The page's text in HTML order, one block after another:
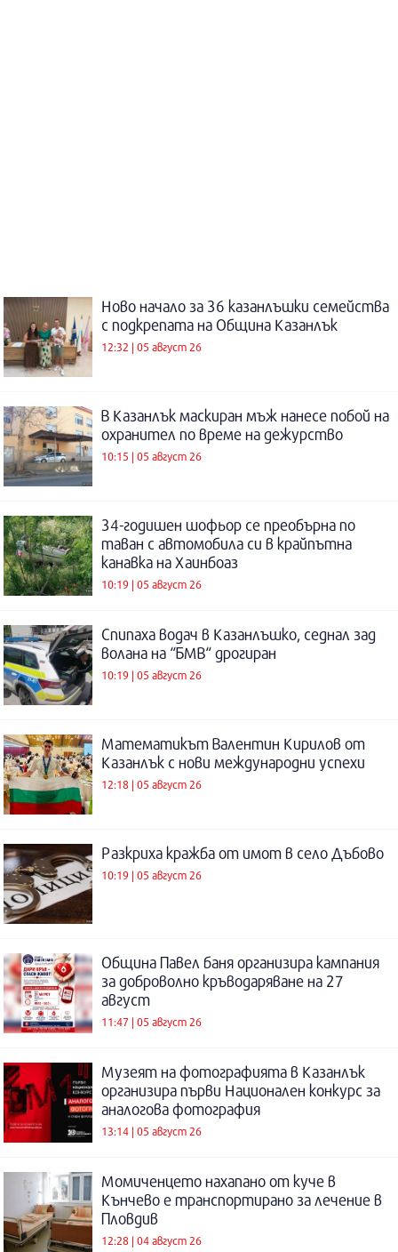
Ново начало за 36 казанлъшки семейства
с подкрепата на Община Казанлък
12:32 | 05 август 26
В Казанлък маскиран мъж нанесе побой на
охранител по време на дежурство
10:15 | 05 август 26
34-годишен шофьор се преобърна по
таван с автомобила си в крайпътна
канавка на Хаинбоаз
10:19 | 05 август 26
Спипаха водач в Казанлъшко, седнал зад
волана на “БМВ“ дрогиран
10:19 | 05 август 26
Математикът Валентин Кирилов от
Казанлък с нови международни успехи
12:18 | 05 август 26
Разкриха кражба от имот в село Дъбово
10:19 | 05 август 26
Община Павел баня организира кампания
за доброволно кръводаряване на 27
август
11:47 | 05 август 26
Музеят на фотографията в Казанлък
организира първи Национален конкурс за
аналогова фотография
13:14 | 05 август 26
Момиченцето нахапано от куче в
Кънчево е транспортирано за лечение в
Пловдив
12:28 | 04 август 26